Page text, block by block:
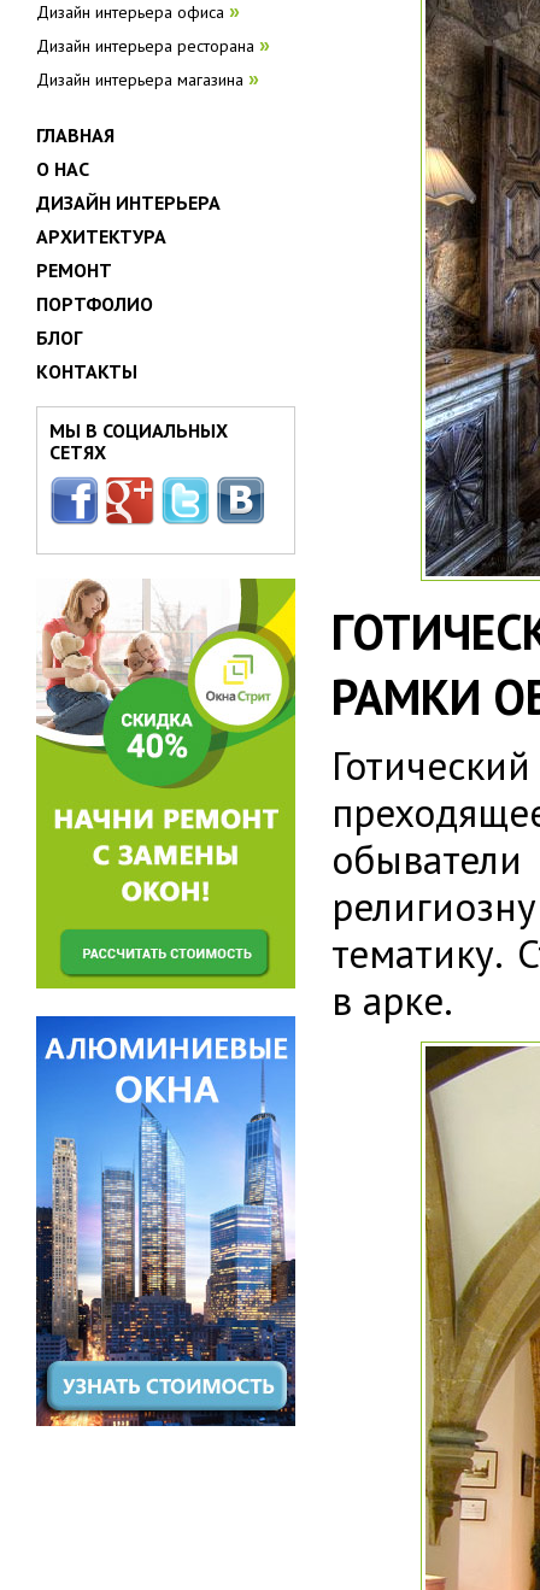
РАМКИ
тематику.
в арке.
Дизайн интерьера офиса »
Дизайн интерьера ресторана »
Дизайн интерьера магазина »
ГЛАВНАЯ
О НАС
ДИЗАЙН ИНТЕРЬЕРА
АРХИТЕКТУРА
РЕМОНТ
ПОРТФОЛИО
БЛОГ
КОНТАКТЫ
МЫ В СОЦИАЛЬНЫХ
СЕТЯХ